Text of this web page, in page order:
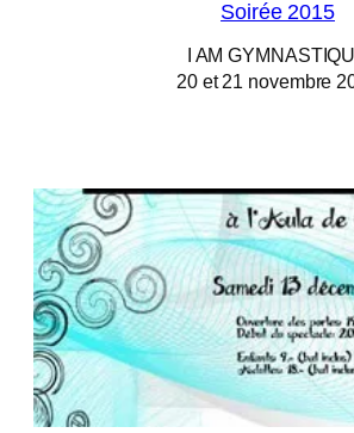
Soirée 2015
I AM
20 et 21 novembre